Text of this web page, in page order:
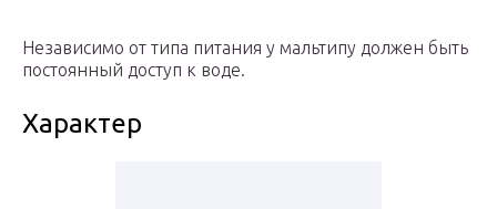
Независимо от типа питания у мальтипу должен быть
постоянный доступ к воде.
Характер